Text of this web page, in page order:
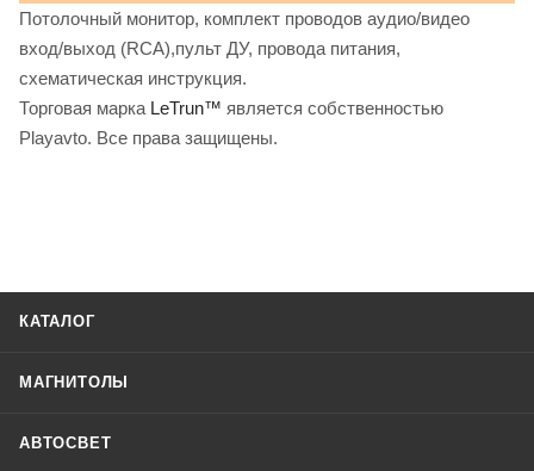
Потолочный монитор, комплект проводов аудио/видео
вход/выход (RCA),пульт ДУ, провода питания,
схематическая инструкция.
Торговая марка LeTrun™ является собственностью
Playavto. Все права защищены.
КАТАЛОГ
МАГНИТОЛЫ
АВТОСВЕТ